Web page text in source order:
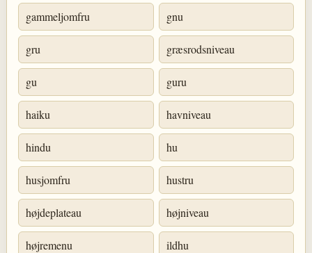
gammeljomfru gnu
gru græsrodsniveau
gu guru
haiku havniveau
hindu hu
husjomfru hustru
højdeplateau højniveau
højremenu ildhu